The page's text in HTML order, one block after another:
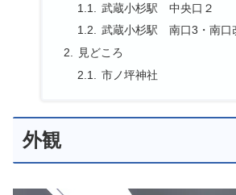
武蔵小杉駅 中央口２
武蔵小杉駅 南口3・南口
見どころ
市ノ坪神社
外観